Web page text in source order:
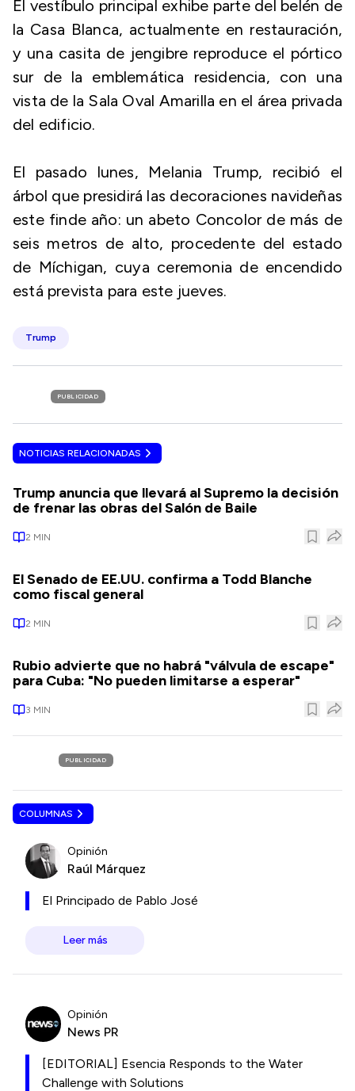
El vestíbulo principal exhibe parte del belén de
la Casa Blanca, actualmente en restauración,
y una casita de jengibre reproduce el pórtico
sur de la emblemática residencia, con una
vista de la Sala Oval Amarilla en el área privada
del edificio.
El pasado lunes, Melania Trump, recibió el
árbol que presidirá las decoraciones navideñas
este finde año: un abeto Concolor de más de
seis metros de alto, procedente del estado
de Míchigan, cuya ceremonia de encendido
está prevista para este jueves.
Trump
PUBLICIDAD
NOTICIAS RELACIONADAS
Trump anuncia que llevará al Supremo la decisión
de frenar las obras del Salón de Baile
2 MIN
El Senado de EE.UU. confirma a Todd Blanche
como fiscal general
2 MIN
Rubio advierte que no habrá "válvula de escape"
para Cuba: "No pueden limitarse a esperar"
3 MIN
PUBLICIDAD
COLUMNAS
Opinión
Raúl Márquez
El Principado de Pablo José
Leer más
Opinión
News PR
[EDITORIAL] Esencia Responds to the Water
Challenge with Solutions